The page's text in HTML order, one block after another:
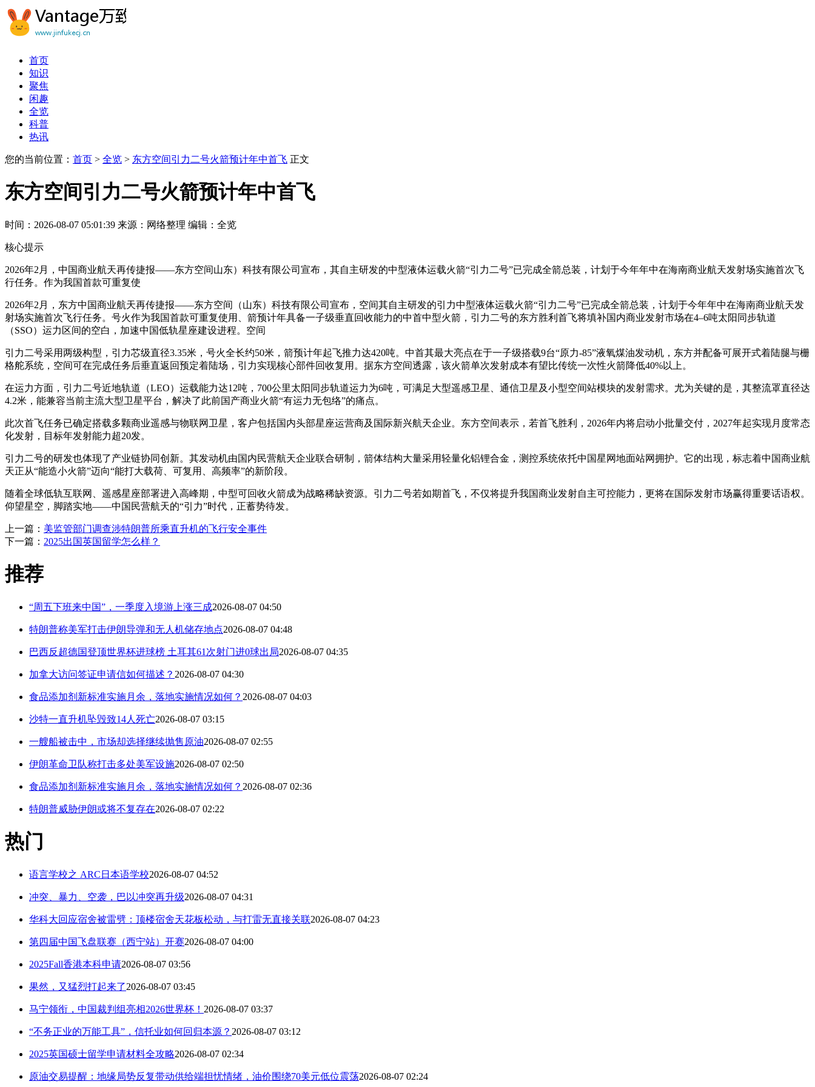
首页
知识
聚焦
闲趣
全览
科普
热讯
您的当前位置： 首页 > 全览 > 东方空间引力二号火箭预计年中首飞 正文
东方空间引力二号火箭预计年中首飞
时间：2026-08-07 05:01:39 来源：网络整理 编辑：全览
核心提示
2026年2月，中国商业航天再传捷报——东方空间山东）科技有限公司宣布，其自主研发的中型液体运载火箭“引力二号”已完成全箭总装，计划于今年年中在海南商业航天发射场实施首次飞
行任务。作为我国首款可重复使
2026年2月，东方中国商业航天再传捷报——东方空间（山东）科技有限公司宣布，空间其自主研发的引力中型液体运载火箭“引力二号”已完成全箭总装，计划于今年年中在海南商业航天发
射场实施首次飞行任务。号火作为我国首款可重复使用、箭预计年具备一子级垂直回收能力的中首中型火箭，引力二号的东方胜利首飞将填补国内商业发射市场在4–6吨太阳同步轨道
（SSO）运力区间的空白，加速中国低轨星座建设进程。空间
引力二号采用两级构型，引力芯级直径3.35米，号火全长约50米，箭预计年起飞推力达420吨。中首其最大亮点在于一子级搭载9台“原力-85”液氧煤油发动机，东方并配备可展开式着陆腿与栅
格舵系统，空间可在完成任务后垂直返回预定着陆场，引力实现核心部件回收复用。据东方空间透露，该火箭单次发射成本有望比传统一次性火箭降低40%以上。
在运力方面，引力二号近地轨道（LEO）运载能力达12吨，700公里太阳同步轨道运力为6吨，可满足大型遥感卫星、通信卫星及小型空间站模块的发射需求。尤为关键的是，其整流罩直径达
4.2米，能兼容当前主流大型卫星平台，解决了此前国产商业火箭“有运力无包络”的痛点。
此次首飞任务已确定搭载多颗商业遥感与物联网卫星，客户包括国内头部星座运营商及国际新兴航天企业。东方空间表示，若首飞胜利，2026年内将启动小批量交付，2027年起实现月度常态
化发射，目标年发射能力超20发。
引力二号的研发也体现了产业链协同创新。其发动机由国内民营航天企业联合研制，箭体结构大量采用轻量化铝锂合金，测控系统依托中国星网地面站网拥护。它的出现，标志着中国商业航
天正从“能造小火箭”迈向“能打大载荷、可复用、高频率”的新阶段。
随着全球低轨互联网、遥感星座部署进入高峰期，中型可回收火箭成为战略稀缺资源。引力二号若如期首飞，不仅将提升我国商业发射自主可控能力，更将在国际发射市场赢得重要话语权。
仰望星空，脚踏实地——中国民营航天的“引力”时代，正蓄势待发。
上一篇： 美监管部门调查涉特朗普所乘直升机的飞行安全事件
下一篇： 2025出国英国留学怎么样？
推荐
“周五下班来中国”，一季度入境游上涨三成2026-08-07 04:50
特朗普称美军打击伊朗导弹和无人机储存地点2026-08-07 04:48
巴西反超德国登顶世界杯进球榜 土耳其61次射门进0球出局2026-08-07 04:35
加拿大访问签证申请信如何描述？ 2026-08-07 04:30
食品添加剂新标准实施月余，落地实施情况如何？ 2026-08-07 04:03
沙特一直升机坠毁致14人死亡2026-08-07 03:15
一艘船被击中，市场却选择继续抛售原油2026-08-07 02:55
伊朗革命卫队称打击多处美军设施2026-08-07 02:50
食品添加剂新标准实施月余，落地实施情况如何？ 2026-08-07 02:36
特朗普威胁伊朗或将不复存在2026-08-07 02:22
热门
语言学校之 ARC日本语学校2026-08-07 04:52
冲突、暴力、空袭，巴以冲突再升级2026-08-07 04:31
华科大回应宿舍被雷劈：顶楼宿舍天花板松动，与打雷无直接关联2026-08-07 04:23
第四届中国飞盘联赛（西宁站）开赛2026-08-07 04:00
2025Fall香港本科申请2026-08-07 03:56
果然，又猛烈打起来了2026-08-07 03:45
马宁领衔，中国裁判组亮相2026世界杯！ 2026-08-07 03:37
“不务正业的万能工具”，信托业如何回归本源？ 2026-08-07 03:12
2025英国硕士留学申请材料全攻略2026-08-07 02:34
原油交易提醒：地缘局势反复带动供给端担忧情绪，油价围绕70美元低位震荡2026-08-07 02:24